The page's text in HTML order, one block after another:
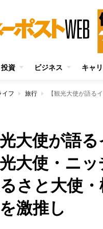
投資 ビジネス キャ
イフ 旅行
光大使が語
大使・ニ
さと大使
激推し